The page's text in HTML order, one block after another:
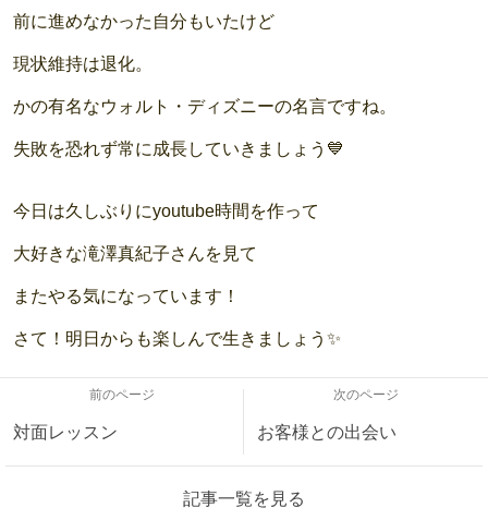
前に進めなかった自分もいたけど
現状維持は退化。
かの有名なウォルト・ディズニーの名言ですね。
失敗を恐れず常に成長していきましょう💙
今日は久しぶりにyoutube時間を作って
大好きな滝澤真紀子さんを見て
またやる気になっています！
さて！明日からも楽しんで生きましょう✨
前のページ
対面レッスン
次のページ
お客様との出会い
記事一覧を見る